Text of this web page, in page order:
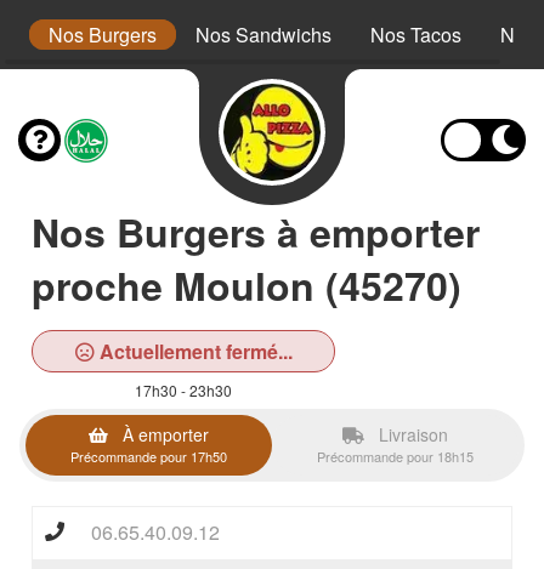
Nos Burgers Nos Sandwichs Nos Tacos Nos
Nos Burgers à emporter
proche Moulon (45270)
Actuellement fermé...
17h30 - 23h30
À emporter
Précommande pour 17h50
Livraison
Précommande pour 18h15
06.65.40.09.12